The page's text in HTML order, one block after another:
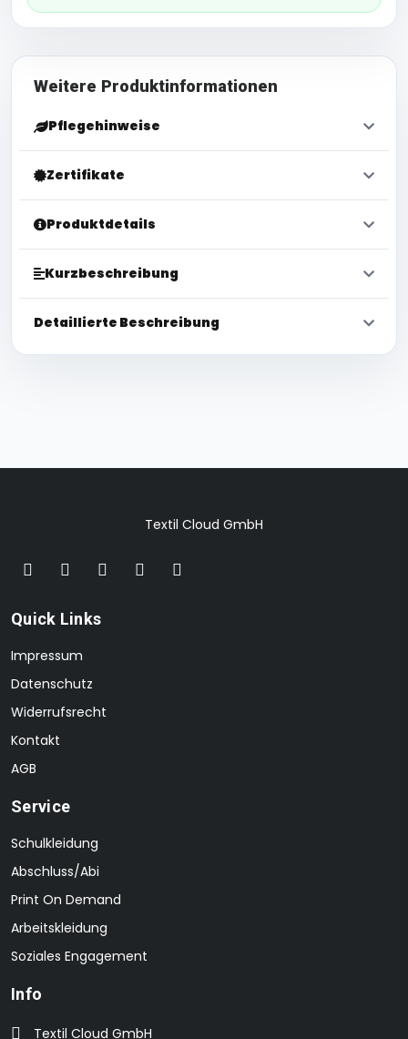
Weitere Produktinformationen
Pflegehinweise
Zertifikate
Produktdetails
Kurzbeschreibung
Detaillierte Beschreibung
Textil Cloud GmbH
Quick Links
Impressum
Datenschutz
Widerrufsrecht
Kontakt
AGB
Service
Schulkleidung
Abschluss/Abi
Print On Demand
Arbeitskleidung
Soziales Engagement
Info
Textil Cloud GmbH